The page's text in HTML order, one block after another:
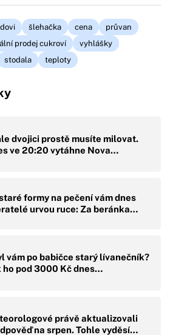
šlehačka cena
průvan
prodej cukroví
vyhlášky
stodala teploty
dvojici prostě musíte milovat.
ve 20:20 vytáhne Nova…
formy na pečení vám dnes
urvou ruce: Za beránka…
vám po babičce starý lívanečník?
ho pod 3000 Kč dnes…
právě aktualizovali
na srpen. Tohle vyděsí…